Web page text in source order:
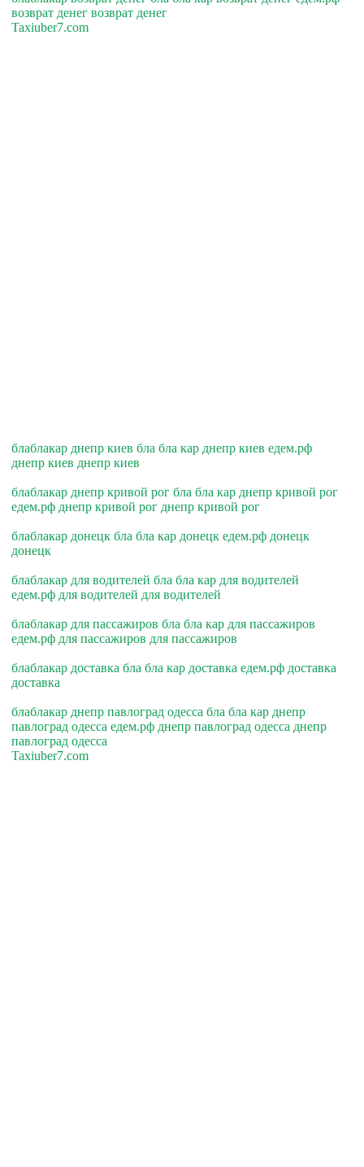
возврат денег возврат денег
Taxiuber7.com
блаблакар днепр киев бла бла кар днепр киев едем.рф
днепр киев днепр киев
блаблакар днепр кривой рог бла бла кар днепр кривой рог
едем.рф днепр кривой рог днепр кривой рог
блаблакар донецк бла бла кар донецк едем.рф донецк
донецк
блаблакар для водителей бла бла кар для водителей
едем.рф для водителей для водителей
блаблакар для пассажиров бла бла кар для пассажиров
едем.рф для пассажиров для пассажиров
блаблакар доставка бла бла кар доставка едем.рф доставка
доставка
блаблакар днепр павлоград одесса бла бла кар днепр
павлоград одесса едем.рф днепр павлоград одесса днепр
павлоград одесса
Taxiuber7.com